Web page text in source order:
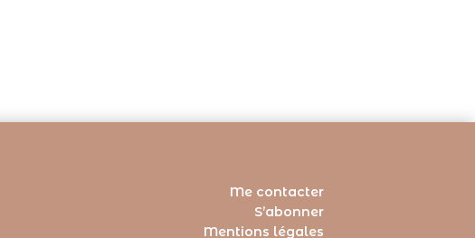
Me contacter
S’abonner
Mentions légales